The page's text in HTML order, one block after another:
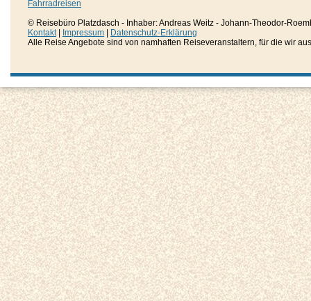
Fahrradreisen
© Reisebüro Platzdasch - Inhaber: Andreas Weitz - Johann-Theodor-
Kontakt| Impressum
Datenschutz-Erklärung
Alle Reise Angebote sind von namhaften Reiseveranstaltern, für die wir